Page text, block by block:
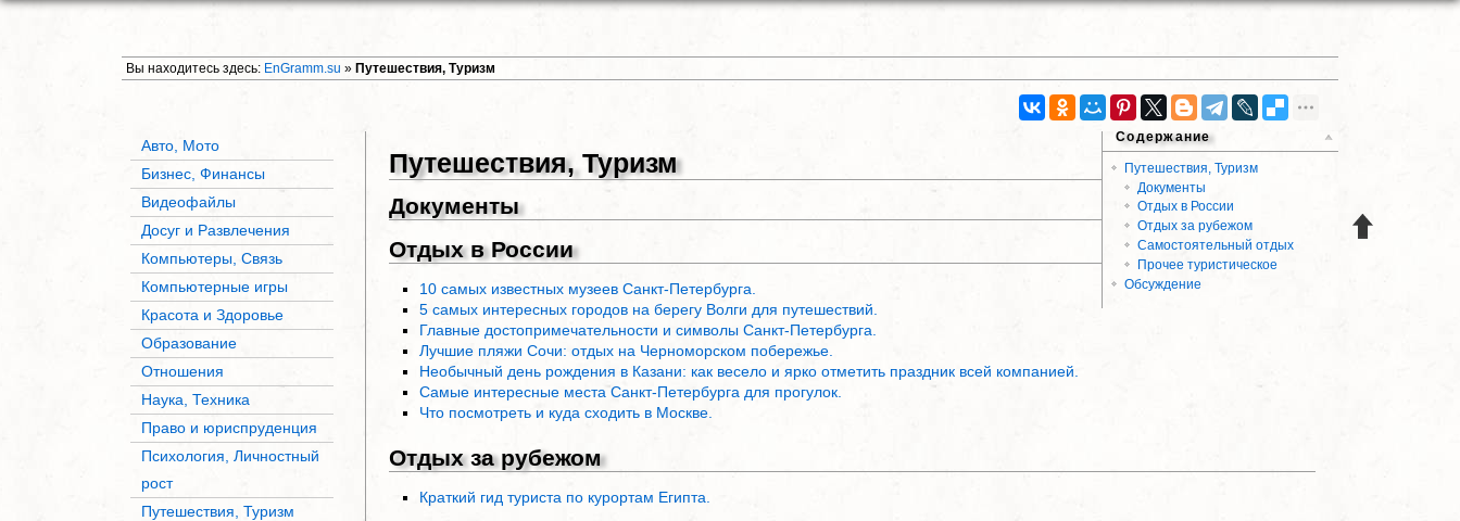
Вы находитесь здесь: EnGramm.su » Путешествия, Туризм
Авто, Мото
Бизнес, Финансы
Видеофайлы
Досуг и Развлечения
Компьютеры, Связь
Компьютерные игры
Красота и Здоровье
Образование
Отношения
Наука, Техника
Право и юриспруденция
Психология, Личностный
рост
Путешествия, Туризм
Содержание
Путешествия, Туризм
Документы
Отдых в России
Отдых за рубежом
Самостоятельный отдых
Прочее туристическое
Обсуждение
Путешествия, Туризм
Документы
Отдых в России
10 самых известных музеев Санкт-Петербурга.
5 самых интересных городов на берегу Волги для путешествий.
Главные достопримечательности и символы Санкт-Петербурга.
Лучшие пляжи Сочи: отдых на Черноморском побережье.
Необычный день рождения в Казани: как весело и ярко отметить праздник всей компанией.
Самые интересные места Санкт-Петербурга для прогулок.
Что посмотреть и куда сходить в Москве.
Отдых за рубежом
Краткий гид туриста по курортам Египта.